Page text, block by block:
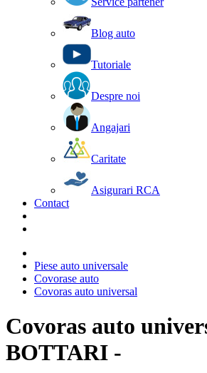
Blog auto
Tutoriale
Despre noi
Angajari
Caritate
Asigurari RCA
Contact
Piese auto universale
Covorase auto
Covoras auto universal
Covoras auto
BOTTARI -